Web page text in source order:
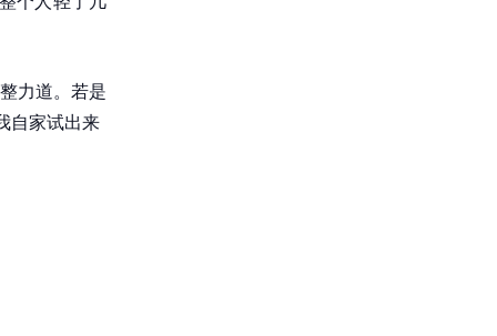
力道。若是
自家试出来